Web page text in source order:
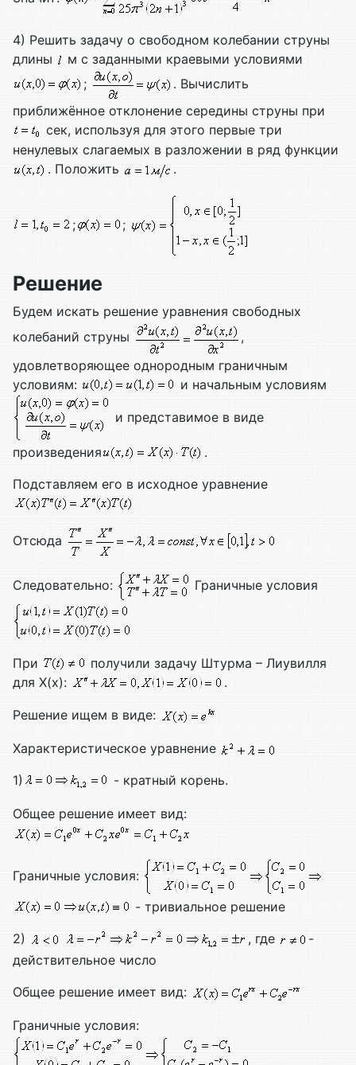
4) Решить задачу о свободном колебании струны
длины
м с заданными краевыми условиями
;
. Вычислить
приближённое отклонение середины струны при
сек, используя для этого первые три
ненулевых слагаемых в разложении в ряд функции
. Положить
.
; ;
Решение
Будем искать решение уравнения свободных
колебаний струны
,
удовлетворяющее однородным граничным
условиям:
и начальным условиям
и представимое в виде
произведения .
Подставляем его в исходное уравнение
Отсюда
Следовательно: Граничные условия
При
получили задачу Штурма – Лиувилля
для X(x):
.
Решение ищем в виде:
Характеристическое уравнение
1) - кратный корень.
Общее решение имеет вид:
Граничные условия:
- тривиальное решение
2) , где
-
действительное число
Общее решение имеет вид:
Граничные условия: